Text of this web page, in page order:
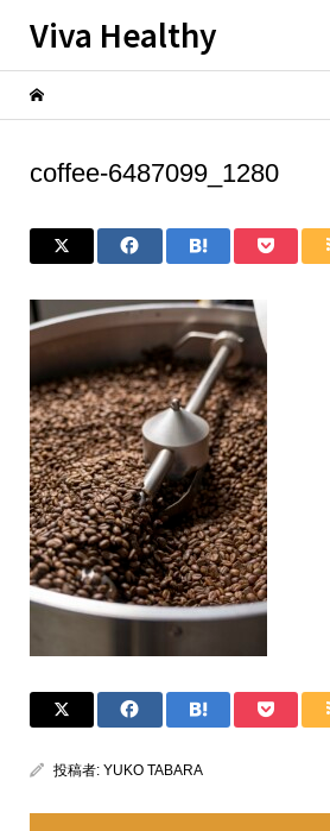
Viva Healthy
coffee-6487099_1280
投稿者: YUKO TABARA